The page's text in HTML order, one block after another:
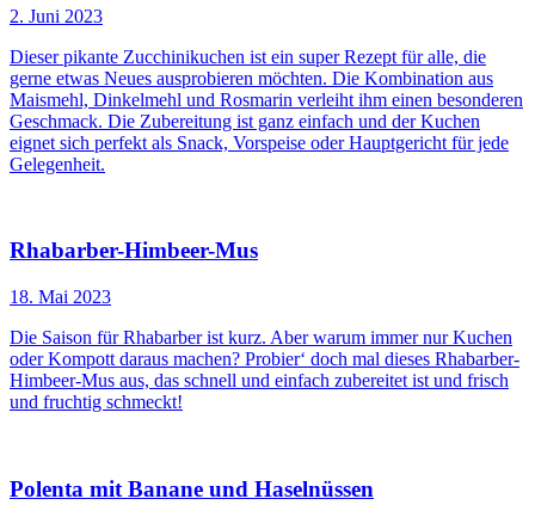
2. Juni 2023
Dieser pikante Zucchinikuchen ist ein super Rezept für alle, die
gerne etwas Neues ausprobieren möchten. Die Kombination aus
Maismehl, Dinkelmehl und Rosmarin verleiht ihm einen besonderen
Geschmack. Die Zubereitung ist ganz einfach und der Kuchen
eignet sich perfekt als Snack, Vorspeise oder Hauptgericht für jede
Gelegenheit.
Rhabarber-Himbeer-Mus
18. Mai 2023
Die Saison für Rhabarber ist kurz. Aber warum immer nur Kuchen
oder Kompott daraus machen? Probier‘ doch mal dieses Rhabarber-
Himbeer-Mus aus, das schnell und einfach zubereitet ist und frisch
und fruchtig schmeckt!
Polenta mit Banane und Haselnüssen